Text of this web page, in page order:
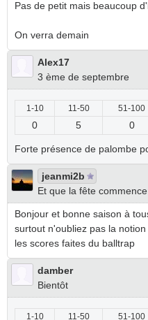
Pas de petit mais beaucoup
On verra demain
Alex17
3 ème de septembre
1-10 11-50 51-100
0 5 0
Forte présence de palombe
jeanmi2b
Et que la fête commence
Bonjour et bonne saison à
surtout n'oubliez pas la
les scores faites du balltrap
damber
Bientôt
1-10 11-50 51-100